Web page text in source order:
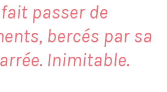
passer de
bercés par sa
Inimitable.